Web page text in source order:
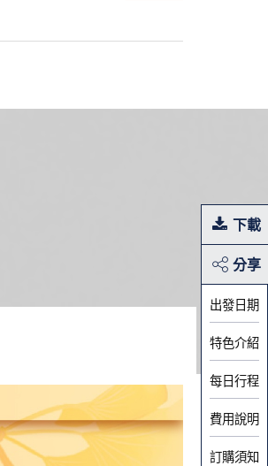
下載
分享
特色介紹
出發日期
每日行程
費用說明
訂購須知